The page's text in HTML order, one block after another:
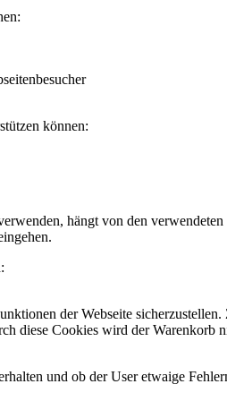
können:
hängt von den
der Webseite
diese Cookies wird der Warenkorb
und ob der User etwaige